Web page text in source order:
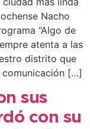
Nacho
“Algo de
atenta a las
distrito que
comunicación […]
sus
con su